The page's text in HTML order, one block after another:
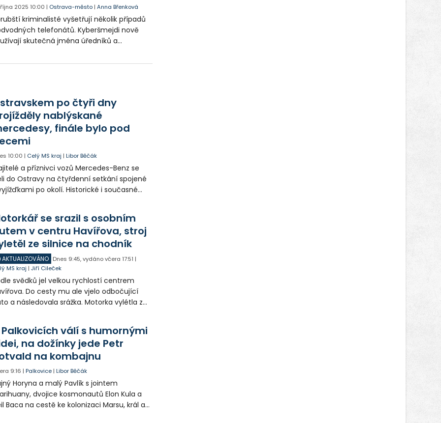
října 2025 10:00 | Ostrava-město |Anna Břenková
kriminalisté vyšetřují několik případů
telefonátů. Kyberšmejdi nově
skutečná jména úředníků a
Mladá žena poslala přes milion korun na
muži v parku. Podvodníkům hrozí až pět
za mřížemi. Policie upozorňuje, že případy
neřeší po telefonu, ale na služebně.
prosí o opatrnost a zjišťování informací
od banky.
po čtyři dny
nablýskané
finále bylo pod
10:00 | Celý MS kraj |Libor Běčák
a příznivci vozů Mercedes-Benz se
do Ostravy na čtyřdenní setkání spojené
po okolí. Historické i současné
se srazil s osobním
v centru Havířova, stroj
ze silnice na chodník
AKTUALIZOVÁNO Dnes 9:45,vydáno včera 17:51 |
MS kraj |Jiří Cileček
svědků jel velkou rychlostí centrem
Do cesty mu ale vjelo odbočující
a následovala srážka. Motorka vylétla ze
Motorkář utrpěl velmi vážná
a byl letecky přepraven do
Palkovicích válí s humornými
na dožínky jede Petr
na kombajnu
9:16 |Palkovice |Libor Běčák
Horyna a malý Pavlík s jointem
dvojice kosmonautů Elon Kula a
Baca na cestě ke kolonizaci Marsu, král a